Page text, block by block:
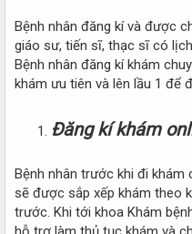
Bệnh nhân đăng kí và được
giáo sư, tiến sĩ, thạc sĩ có
Bệnh nhân đăng kí khám
khám ưu tiên và lên lầu 1 để
Đăng kí khám
Bệnh nhân trước khi đi khám
sẽ được sắp xếp khám theo
trước. Khi tới khoa Khám